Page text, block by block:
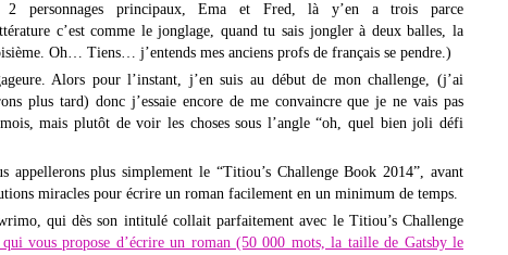
2 personnages principaux, Ema et Fred, là y’en a trois parce
c’est comme le jonglage, quand tu sais jongler à deux balles, la
Oh… Tiens… j’entends mes anciens profs de français se pendre.)
Alors pour l’instant, j’en suis au début de mon challenge, (j’ai
plus tard) donc j’essaie encore de me convaincre que je ne vais pas
mais plutôt de voir les choses sous l’angle “oh, quel bien joli défi
appellerons plus simplement le “Titiou’s Challenge Book 2014”, avant
miracles pour écrire un roman facilement en un minimum de temps.
qui dès son intitulé collait parfaitement avec le Titiou’s Challenge
vous propose d’écrire un roman (50 000 mots, la taille de Gatsby le